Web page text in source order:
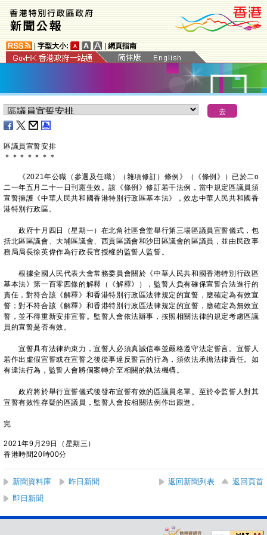
字型大小: 網頁指南
區議員宣誓安排
＊ ＊ ＊ ＊ ＊ ＊ ＊
《2021年公職（參選及任職）（雜項修訂）條例》（《條例》）已於二o
二一年五月二十一日刊憲生效。該《條例》修訂若干法例，當中規定區議員須
宣誓擁護《中華人民共和國香港特別行政區基本法》，效忠中華人民共和國香
港特別行政區。
政府十月四日（星期一）在北角社區會堂舉行第三場區議員宣誓儀式，包
括北區區議會、大埔區議會、西貢區議會和沙田區議會的區議員，並由民政事
務局局長徐英偉作為行政長官授權的監誓人監誓。
根據全國人民代表大會常務委員會關於《中華人民共和國香港特別行政區
基本法》第一百零四條的解釋（《解釋》），監誓人負有確保宣誓合法進行的
責任，對符合該《解釋》和香港特別行政區法律規定的宣誓，應確定為有效宣
誓；對不符合該《解釋》和香港特別行政區法律規定的宣誓，應確定為無效宣
誓，並不得重新安排宣誓。監誓人會依法辦事，按照相關法律的規定考慮區議
員的宣誓是否有效。
宣誓具有法律約束力，宣誓人必須真誠信奉並嚴格遵守法定誓言。宣誓人
若作出虛假宣誓或在宣誓之後從事違反誓言的行為，須依法承擔法律責任。如
有違法行為，監誓人會將個案轉介至相關的執法機構。
政府將於舉行宣誓儀式後發布宣誓有效的區議員名單。至於令監誓人對其
宣誓有效性存疑的區議員，監誓人會按相關法例作出跟進。
完
2021年9月29日（星期三）
香港時間20時00分
新聞資料庫 昨日新聞 返回新聞列表
返回頁首
即日新聞